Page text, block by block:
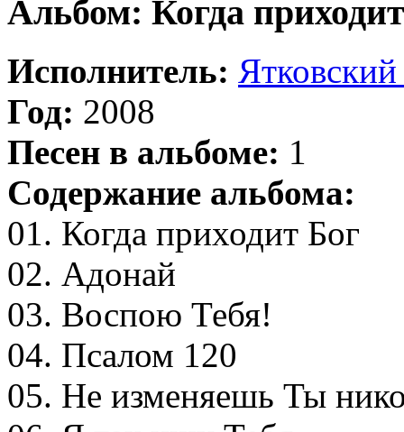
Альбом: Когда
Исполнитель:
Год: 2008
Песен в альбоме: 1
Содержание альбома:
01. Когда приходит Бог
02. Адонай
03. Воспою Тебя!
04. Псалом 120
05. Не изменяешь Ты